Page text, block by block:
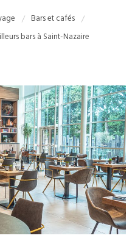
Bars et cafés
bars à Saint-Nazaire